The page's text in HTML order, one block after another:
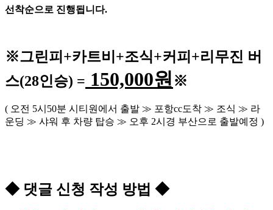
선착순으로 진행됩니다.
※그린피 +카트비 +조식+커피+리무진 버
스(28인승) = 150,000원 ※
( 오전 5시 50분 시티원에서 출발 ≫ 포항cc도착 ≫ 조식 ≫ 라
운딩 ≫ 샤워 후 차량 탑승 ≫ 오후 2시경 부산으로 출발예정 )
◆ 댓글 신청 작성 방법 ◆